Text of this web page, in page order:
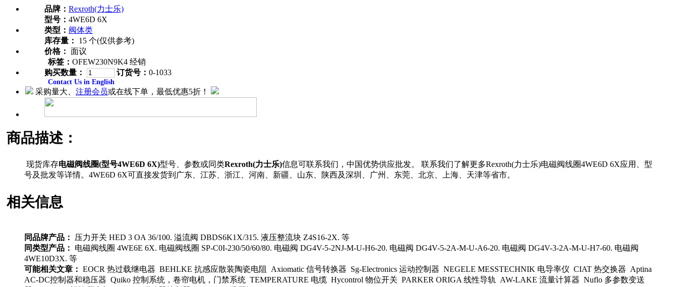
品牌： Rexroth(力士乐)
型号： 4WE6D 6X
类型： 阀体类
库存量：
15 个(仅供参考)
价格： 面议
标签： OFEW230N9K4 经销
购买数量：
订货号： 0-1033
Contact Us in English
采购量大、 注册会员或在线下单，最低优惠5折！
商品描述：
现货库存电磁阀线圈(型号4WE6D 6X)型号、参数或同类Rexroth(力士乐)信息可联系我们，中国优势供应批发。 联系我们了解更多Rexroth(力士乐)电磁阀线圈4WE6D 6X应用、型
号及批发等详情。4WE6D 6X可直接发货到广东、江苏、浙江、河南、新疆、山东、陕西及深圳、广州、东莞、北京、上海、天津等省市。
相关信息
同品牌产品：
压力开关 HED 3 OA 36/100. 溢流阀 DBDS6K1X/315. 液压整流块 Z4S16-2X. 等
同类型产品：
电磁阀线圈 4WE6E 6X. 电磁阀线圈 SP-C0I-230/50/60/80. 电磁阀 DG4V-5-2NJ-M-U-H6-20. 电磁阀 DG4V-5-2A-M-U-A6-20. 电磁阀 DG4V-3-2A-M-U-H7-60. 电磁阀
4WE10D3X. 等
可能相关文章： EOCR 热过载继电器 BEHLKE 抗感应散装陶瓷电阻 Axiomatic 信号转换器 Sg-Electronics 运动控制器 NEGELE MESSTECHNIK 电导率仪 CIAT 热交换器 Aptina
AC-DC控制器和稳压器 Quiko 控制系统，卷帘电机，门禁系统 TEMPERATURE 电缆 Hycontrol 物位开关 PARKER ORIGA 线性导轨 AW-LAKE 流量计算器 Nuflo 多参数变送